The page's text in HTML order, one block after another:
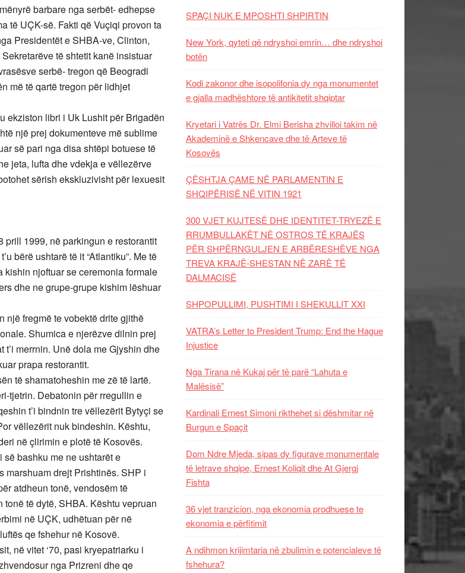
barbare nga serbët- edhepse
të UÇK-së. Fakti që Vuçiqi provon ta
Presidentët e SHBA-ve, Clinton,
të shtetit kanë insistuar
serbë- tregon që Beogradi
më të qartë tregon për lidhjet
ekziston libri i Uk Lushit për Brigadën
një prej dokumenteve më sublime
së pari nga disa shtëpi botuese të
jeta, lufta dhe vdekja e vëllezërve
sërish ekskluzivisht për lexuesit
prill 1999, në parkingun e restorantit
bërë ushtarë të it “Atlantiku”. Me të
kishin njoftuar se ceremonia formale
dhe ne grupe-grupe kishim lëshuar
një fregmë te vobektë drite gjithë
Shumica e njerëzve dilnin prej
t’i merrnin. Unë dola me Gjyshin dhe
prapa restorantit.
të shamatoheshin me zë të lartë.
tjetrin. Debatonin për rregullin e
t’i bindnin tre vëllezërit Bytyçi se
vëllezërit nuk bindeshin. Kështu,
në çlirimin e plotë të Kosovës.
bashku me ne ushtarët e
marshuam drejt Prishtinës. SHP i
atdheun tonë, vendosëm të
të dytë, SHBA. Kështu vepruan
në UÇK, udhëtuan për në
qe fshehur në Kosovë.
në vitet ‘70, pasi kryepatriarku i
nga Prizreni dhe qe
SPAÇI NUK E MPOSHTI SHPIRTIN
New York, qyteti që ndryshoi emrin… dhe ndryshoi
botën
Kodi zakonor dhe isopolifonia dy nga monumentet
e gjalla madhështore të antikitetit shqiptar
Kryetari i Vatrës Dr. Elmi Berisha zhvilloi takim në
Akademinë e Shkencave dhe të Arteve të
Kosovës
ÇËSHTJA ÇAME NË PARLAMENTIN E
SHQIPËRISË NË VITIN 1921
300 VJET KUJTESË DHE IDENTITET-TRYEZË E
RRUMBULLAKËT NË OSTROS TË KRAJËS
PËR SHPËRNGULJEN E ARBËRESHËVE NGA
TREVA KRAJË-SHESTAN NË ZARË TË
DALMACISË
SHPOPULLIMI, PUSHTIMI I SHEKULLIT XXI
VATRA’s Letter to President Trump: End the Hague
Injustice
Nga Tirana në Kukaj për të parë “Lahuta e
Malësisë”
Kardinali Ernest Simoni rikthehet si dëshmitar në
Burgun e Spaçit
Dom Ndre Mjeda, sipas dy figurave monumentale
të letrave shqipe, Ernest Koliqit dhe At Gjergj
Fishta
36 vjet tranzicion, nga ekonomia prodhuese te
ekonomia e përfitimit
A ndihmon krijimtaria në zbulimin e potencialeve të
fshehura?